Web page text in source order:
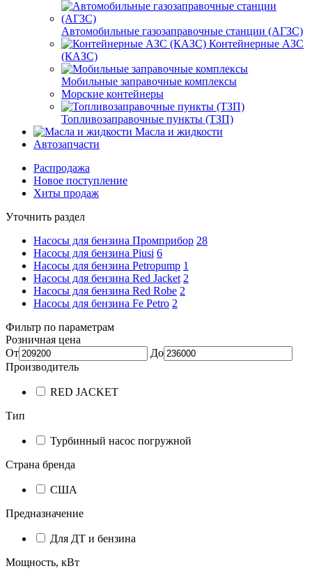
Автомобильные газозаправочные станции (АГЗС)
Контейнерные АЗС
(КАЗС)
Мобильные заправочные комплексы
Морские контейнеры
Топливозаправочные пункты (ТЗП)
Масла и жидкости
Автозапчасти
Распродажа
Новое поступление
Хиты продаж
Уточнить раздел
Насосы для бензина Промприбор 28
Насосы для бензина Piusi 6
Насосы для бензина Petropump 1
Насосы для бензина Red Jacket 2
Насосы для бензина Red Robe 2
Насосы для бензина Fe Petro 2
Фильтр по параметрам
Розничная цена
От
До
Производитель
RED JACKET
Тип
Турбинный насос погружной
Страна бренда
США
Предназначение
Для ДТ и бензина
Мощность, кВт